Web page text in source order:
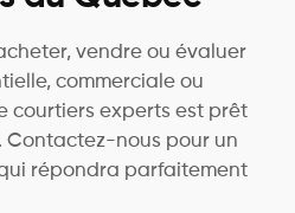
vendre ou évaluer
commerciale ou
courtiers experts est prêt
Contactez-nous pour un
répondra parfaitement